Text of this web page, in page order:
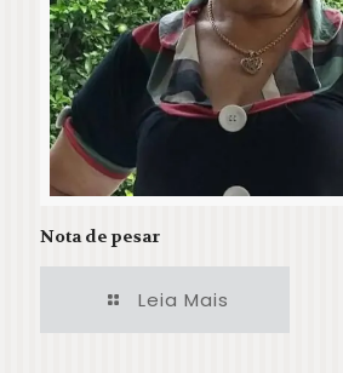
Nota de pesar
Leia Mais